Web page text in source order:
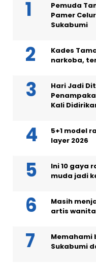
Pemuda
Pamer
Sukabumi
Kades
narkoba,
Hari Jadi
Kali
5+1 model
layer 2026
Ini 10 gaya
muda jadi
Masih
artis
Memahami
Sukabumi